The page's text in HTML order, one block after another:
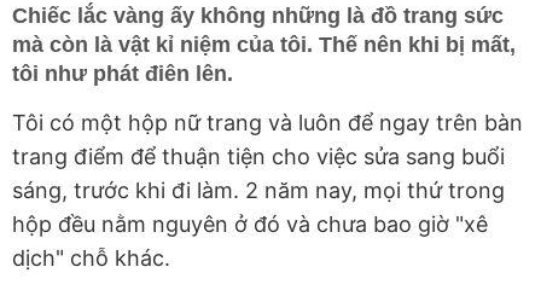
Chiếc lắc vàng ấy không những là đồ trang sức
mà còn là vật kỉ niệm của tôi. Thế nên khi bị mất,
tôi như phát điên lên.
Tôi có một hộp nữ trang và luôn để ngay trên bàn
trang điểm để thuận tiện cho việc sửa sang buổi
sáng, trước khi đi làm. 2 năm nay, mọi thứ trong
hộp đều nằm nguyên ở đó và chưa bao giờ "xê
dịch" chỗ khác.